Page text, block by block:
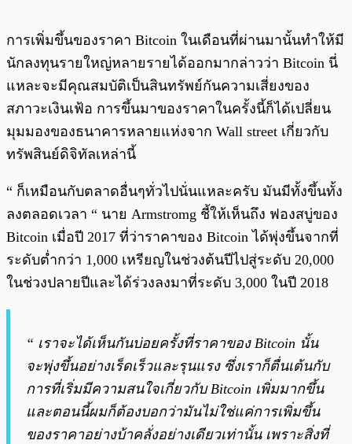
การเพิ่มขึ้นของราคา Bitcoin ในเดือนที่ผ่านมานั้นทำให้มี
นักลงทุนรายใหญ่หลายรายได้ออกมากล่าวว่า Bitcoin นี่
แหละจะมีคุณสมบัติเป็นสินทรัพย์กันความเสี่ยงของ
สภาวะเงินเฟ้อ การขึ้นมาของราคาในครั้งนี้ก็ได้เปลี่ยน
มุมมองของธนาคารหลายแห่งจาก Wall street เกี่ยวกับ
ทรัพสินย์ดิจิทัลเหล่านี้
“ ก็เหมือนกับตลาดอื่นๆทั่วไปนั่นแหละครับ มันมีทั้งขึ้นทั้ง
ลงตลอดเวลา “ นาย Armstromg ชี้ให้เห็นถึง ฟองสบู่ของ
Bitcoin เมื่อปี 2017 ที่ว่าราคาของ Bitcoin ได้พุ่งขึ้นจากที่
ระดับต่ำกว่า 1,000 เหรียญในช่วงต้นปีไปสู่ระดับ 20,000
ในช่วงปลายปีและได้ร่วงลงมาที่ระดับ 3,000 ในปี 2018
“ เราจะได้เห็นกันบ่อยครั้งที่ราคาของ Bitcoin นั้น
จะพุ่งขึ้นอย่างเร็ดเร็วและรุนแรง ซึ่งเราก็ตื่นเต้นกับ
การที่เริ่มมีความสนใจเกี่ยวกับ Bitcoin เพิ่มมากขึ้น
และตอนนี้ผมก็ต้องบอกว่ามันไม่ใช่แค่การเพิ่มขึ้น
ของราคาอย่างบ้าคลั่งอย่างเดียวเท่านั้น เพราะสิ่งที่